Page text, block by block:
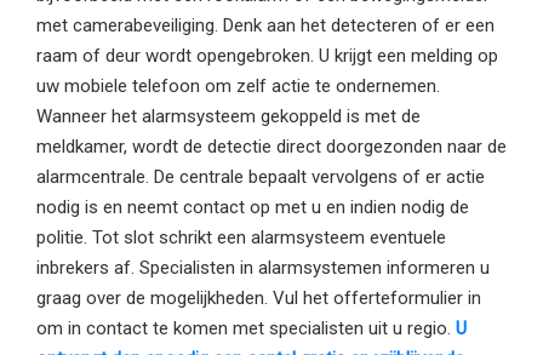
met camerabeveiliging. Denk aan het detecteren of er een
raam of deur wordt opengebroken. U krijgt een melding op
uw mobiele telefoon om zelf actie te ondernemen.
Wanneer het alarmsysteem gekoppeld is met de
meldkamer, wordt de detectie direct doorgezonden naar de
alarmcentrale. De centrale bepaalt vervolgens of er actie
nodig is en neemt contact op met u en indien nodig de
politie. Tot slot schrikt een alarmsysteem eventuele
inbrekers af. Specialisten in alarmsystemen informeren u
graag over de mogelijkheden. Vul het offerteformulier in
om in contact te komen met specialisten uit u regio. U